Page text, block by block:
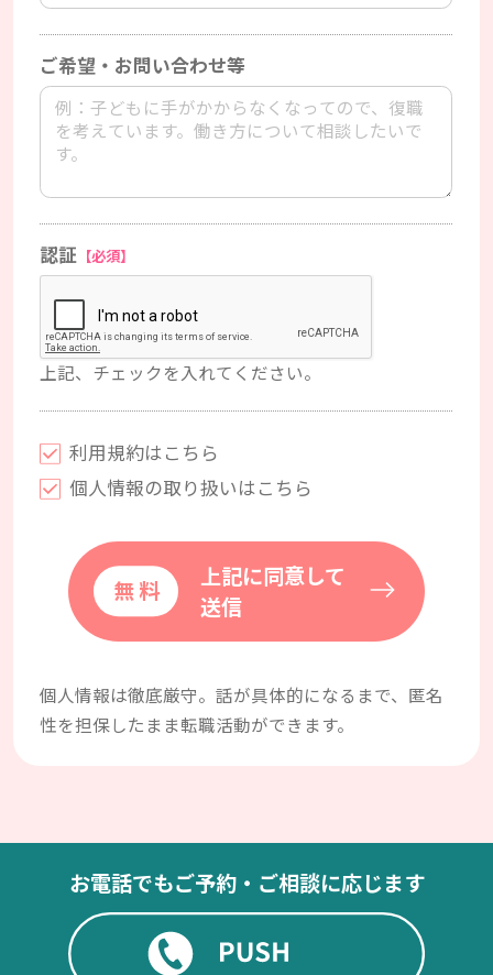
ご希望・お問い合わせ等
認証 【必須】
上記、チェックを入れてください。
利用規約はこちら
個人情報の取り扱いはこちら
上記に同意して
送信
個人情報は徹底厳守。話が具体的になるまで、匿名
性を担保したまま転職活動ができます。
お電話でもご予約・ご相談に応じます